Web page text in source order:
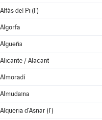
Alfàs del Pi (l')
Algorfa
Algueña
Alicante / Alacant
Almoradí
Almudaina
Alqueria d'Asnar (l')